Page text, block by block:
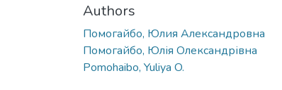
Authors
Помогайбо, Юлия Александровна
Помогайбо, Юлія Олександрівна
Pomohaibo, Yuliya O.